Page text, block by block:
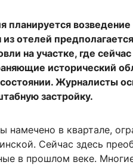
планируется
отелей
на участке, где
исторический
Журналисты
застройку.
намечено в квартале,
Сейчас здесь
в прошлом веке.